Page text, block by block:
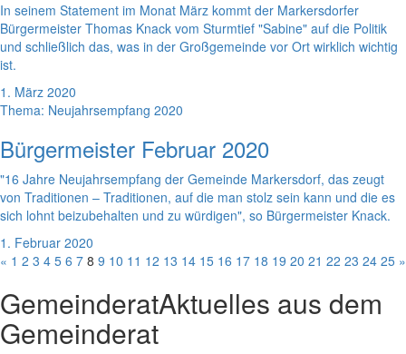
In seinem Statement im Monat März kommt der Markersdorfer
Bürgermeister Thomas Knack vom Sturmtief "Sabine" auf die Politik
und schließlich das, was in der Großgemeinde vor Ort wirklich wichtig
ist.
1. März 2020
Thema: Neujahrsempfang 2020
Bürgermeister Februar 2020
"16 Jahre Neujahrsempfang der Gemeinde Markersdorf, das zeugt
von Traditionen – Traditionen, auf die man stolz sein kann und die es
sich lohnt beizubehalten und zu würdigen", so Bürgermeister Knack.
1. Februar 2020
« 1 2 3 4 5 6 7 8 9 10 11 12 13 14 15 16 17 18 19 20 21 22 23 24 25 »
GemeinderatAktuelles aus dem
Gemeinderat